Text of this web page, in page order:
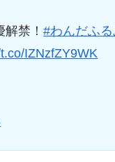
解禁！#わんだふる
IZNzfZY9WK